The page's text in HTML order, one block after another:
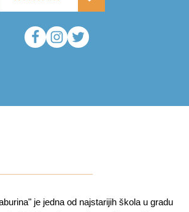
je jedna od najstarijih škola u gradu